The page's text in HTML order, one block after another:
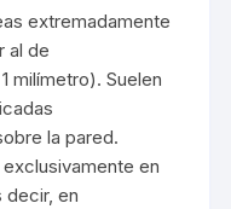
extremadamente
al de
milímetro). Suelen
la pared.
en
decir, en